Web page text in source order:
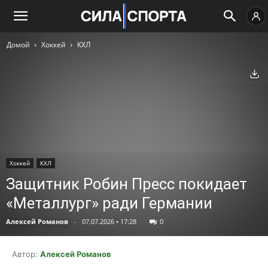
Домой Хоккей КХЛ
Хоккей КХЛ
Защитник Робин Пресс покидает
«Металлург» ради Германии
Алексей Романов - 07.07.2026 • 17:28 0
Автор: Алексей Романов